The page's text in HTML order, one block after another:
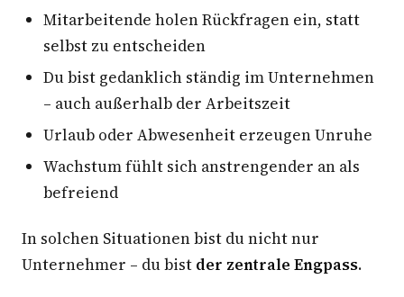
Mitarbeitende holen Rückfragen ein, statt
selbst zu entscheiden
Du bist gedanklich ständig im Unternehmen
– auch außerhalb der Arbeitszeit
Urlaub oder Abwesenheit erzeugen Unruhe
Wachstum fühlt sich anstrengender an als
befreiend
In solchen Situationen bist du nicht nur
Unternehmer – du bist der zentrale Engpass.